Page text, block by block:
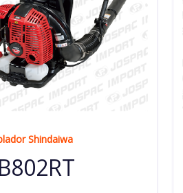
Shindaiwa